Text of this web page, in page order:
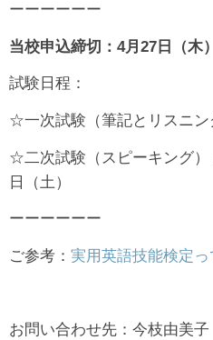
ーーーーーー
当校申込締切：4月27日（木）
試験日程：
☆一次試験（筆記とリスニン
☆二次試験（スピーキング）
日（土）
ーーーーーー
ご参考： 実用英語技能検定っ
お問い合わせ先：今枝由美